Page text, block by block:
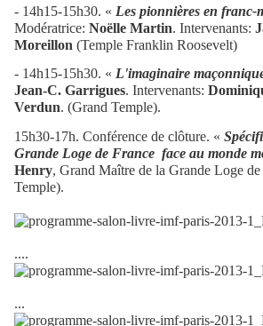
- 14h15-15h30. « Les pionnières en franc-
Modératrice: Noëlle Martin. Intervenants:
Moreillon (Temple Franklin Roosevelt)
- 14h15-15h30. « L'imaginaire
Jean-C. Garrigues. Intervenants:
Verdun. (Grand Temple).
15h30-17h. Conférence de clôture. «
Grande Loge de France face au monde
Henry, Grand Maître de la Grande Loge de
Temple).
....
...